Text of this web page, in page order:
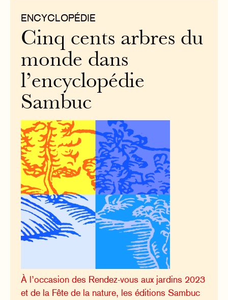
ENCYCLOPÉDIE
Cinq cents arbres du
monde dans
l’encyclopédie
Sambuc
À l’occasion des Rendez-vous aux jardins 2023
et de la Fête de la nature, les éditions Sambuc